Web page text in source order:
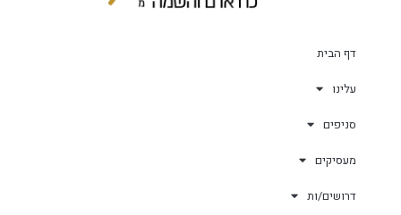
דף הבית
עלינו
סניפים
מעסיקים
דרושים/ות